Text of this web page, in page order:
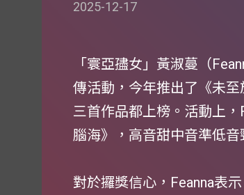
2025-12-17
「寰亞孻女」黃淑蔓（
傳活動，今年推出了《未
三首作品都上榜。活動上
腦海》，高音甜中音準低
對於攞獎信心，Feanna表